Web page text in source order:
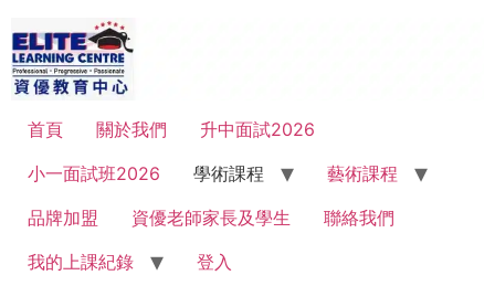
首頁 關於我們
升中面試2026
小一面試班2026
學術課程
藝術課程
品牌加盟
資優老師家長及學生
聯絡我們
我的上課紀錄
登入